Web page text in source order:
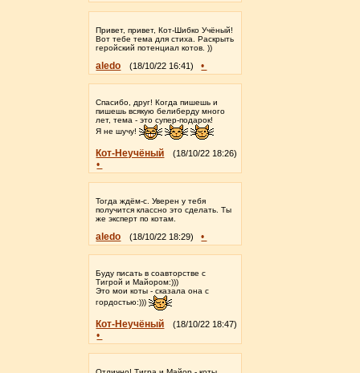
Привет, привет, Кот-Шибко Учёный!
Вот тебе тема для стиха. Раскрыть
геройский потенциал котов. ))
aledo (18/10/22 16:41) •
Спасибо, друг! Когда пишешь и
пишешь всякую белиберду много
лет, тема - это супер-подарок!
Я не шучу!
Кот-Неучёный (18/10/22 18:26)
•
Тогда ждём-с. Уверен у тебя
получится классно это сделать. Ты
же эксперт по котам.
aledo (18/10/22 18:29) •
Буду писать в соавторстве с
Тигрой и Майором:)))
Это мои коты - сказала она с
гордостью:)))
Кот-Неучёный (18/10/22 18:47)
•